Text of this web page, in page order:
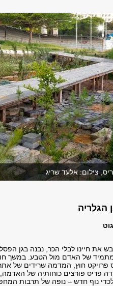
את חיינו לבלי הכר, נבנה בגן
של האדם מול הטבע. במשך
פרויקט חוץ, המדמה שרידים של
פריס פורצים כוחותיה של
נוף חדש – נופה של תרבות